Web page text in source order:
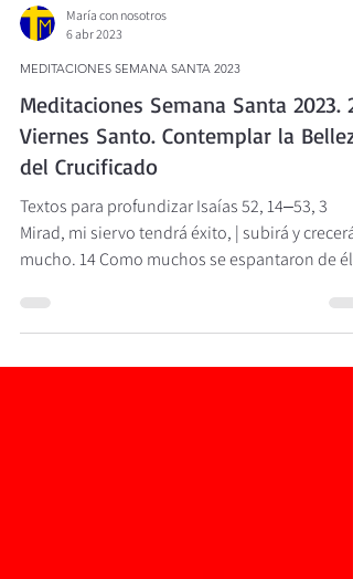
María con nosotros
6 abr 2023
MEDITACIONES SEMANA SANTA 2023
Meditaciones Semana Santa 2023. 2)
Viernes Santo. Contemplar la Belleza
del Crucificado
Mirad, mi siervo tendrá éxito, | subirá y crecerá
mucho. 14 Como muchos se espantaron de él
|...